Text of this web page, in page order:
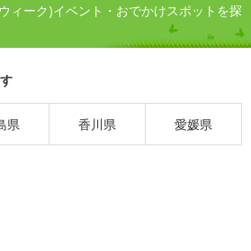
ィーク)イベント・おでかけスポットを探
県 香川県 愛媛県